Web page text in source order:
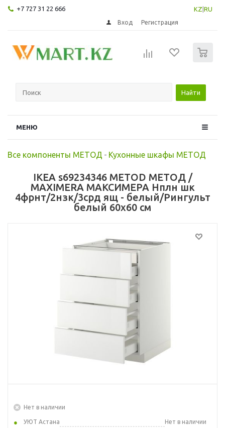
+7 727 31 22 666 KZ RU
Вход Регистрация
Найти
МЕНЮ
Все компоненты МЕТОД - Кухонные шкафы МЕТОД
IKEA s69234346 METOD МЕТОД /
MAXIMERA МАКСИМЕРА Нплн шк
4фрнт/2нзк/3срд ящ - белый/Рингульт
белый 60x60 см
Нет в наличии
УЮТ Астана
Нет в наличии